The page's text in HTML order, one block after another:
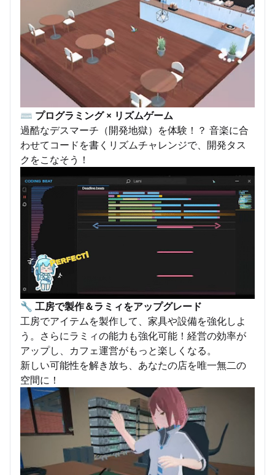
⌨️ プログラミング × リズムゲーム
過酷なデスマーチ（開発地獄）を体験！？ 音楽に合
わせてコードを書くリズムチャレンジで、開発タス
クをこなそう！
🔧 工房で製作＆ラミィをアップグレード
工房でアイテムを製作して、家具や設備を強化しよ
う。さらにラミィの能力も強化可能！経営の効率が
アップし、カフェ運営がもっと楽しくなる。
新しい可能性を解き放ち、あなたの店を唯一無二の
空間に！